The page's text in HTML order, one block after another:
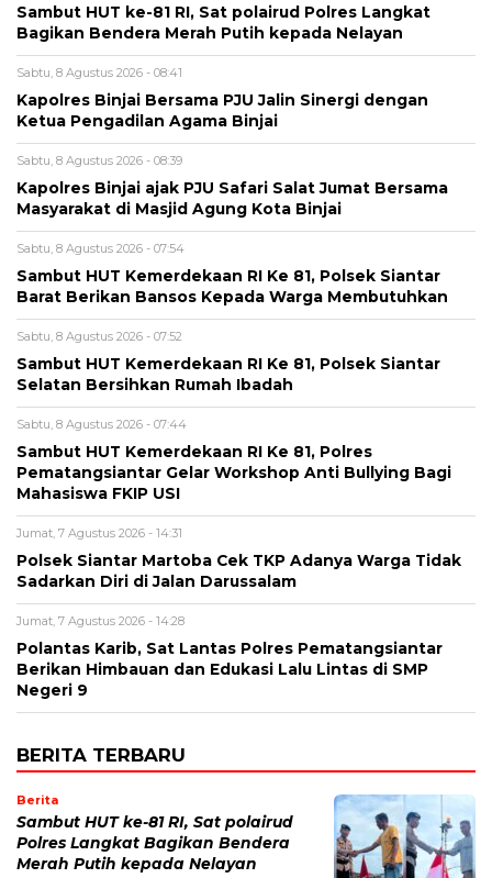
Sambut HUT ke-81 RI, Sat polairud Polres Langkat
Bagikan Bendera Merah Putih kepada Nelayan
Sabtu, 8 Agustus 2026 - 08:41
Kapolres Binjai Bersama PJU Jalin Sinergi dengan
Ketua Pengadilan Agama Binjai
Sabtu, 8 Agustus 2026 - 08:39
Kapolres Binjai ajak PJU Safari Salat Jumat Bersama
Masyarakat di Masjid Agung Kota Binjai
Sabtu, 8 Agustus 2026 - 07:54
Sambut HUT Kemerdekaan RI Ke 81, Polsek Siantar
Barat Berikan Bansos Kepada Warga Membutuhkan
Sabtu, 8 Agustus 2026 - 07:52
Sambut HUT Kemerdekaan RI Ke 81, Polsek Siantar
Selatan Bersihkan Rumah Ibadah
Sabtu, 8 Agustus 2026 - 07:44
Sambut HUT Kemerdekaan RI Ke 81, Polres
Pematangsiantar Gelar Workshop Anti Bullying Bagi
Mahasiswa FKIP USI
Jumat, 7 Agustus 2026 - 14:31
Polsek Siantar Martoba Cek TKP Adanya Warga Tidak
Sadarkan Diri di Jalan Darussalam
Jumat, 7 Agustus 2026 - 14:28
Polantas Karib, Sat Lantas Polres Pematangsiantar
Berikan Himbauan dan Edukasi Lalu Lintas di SMP
Negeri 9
BERITA TERBARU
Berita
Sambut HUT ke-81 RI, Sat polairud
Polres Langkat Bagikan Bendera
Merah Putih kepada Nelayan